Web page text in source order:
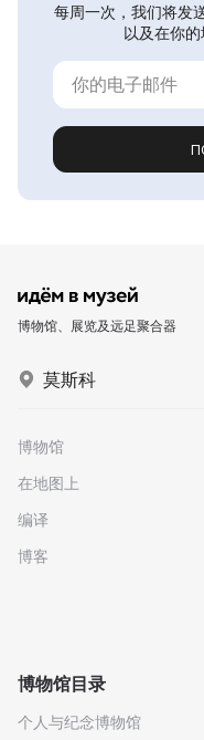
每周一次，我们将发
以及在你的
博物馆、展览及远足聚合器
莫斯科
博物馆
在地图上
编译
博客
博物馆目录
个人与纪念博物馆